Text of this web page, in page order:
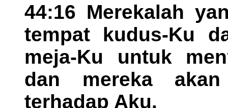
44:16 Merekalah
tempat kudus-Ku
meja-Ku untuk
dan mereka akan
terhadap Aku.